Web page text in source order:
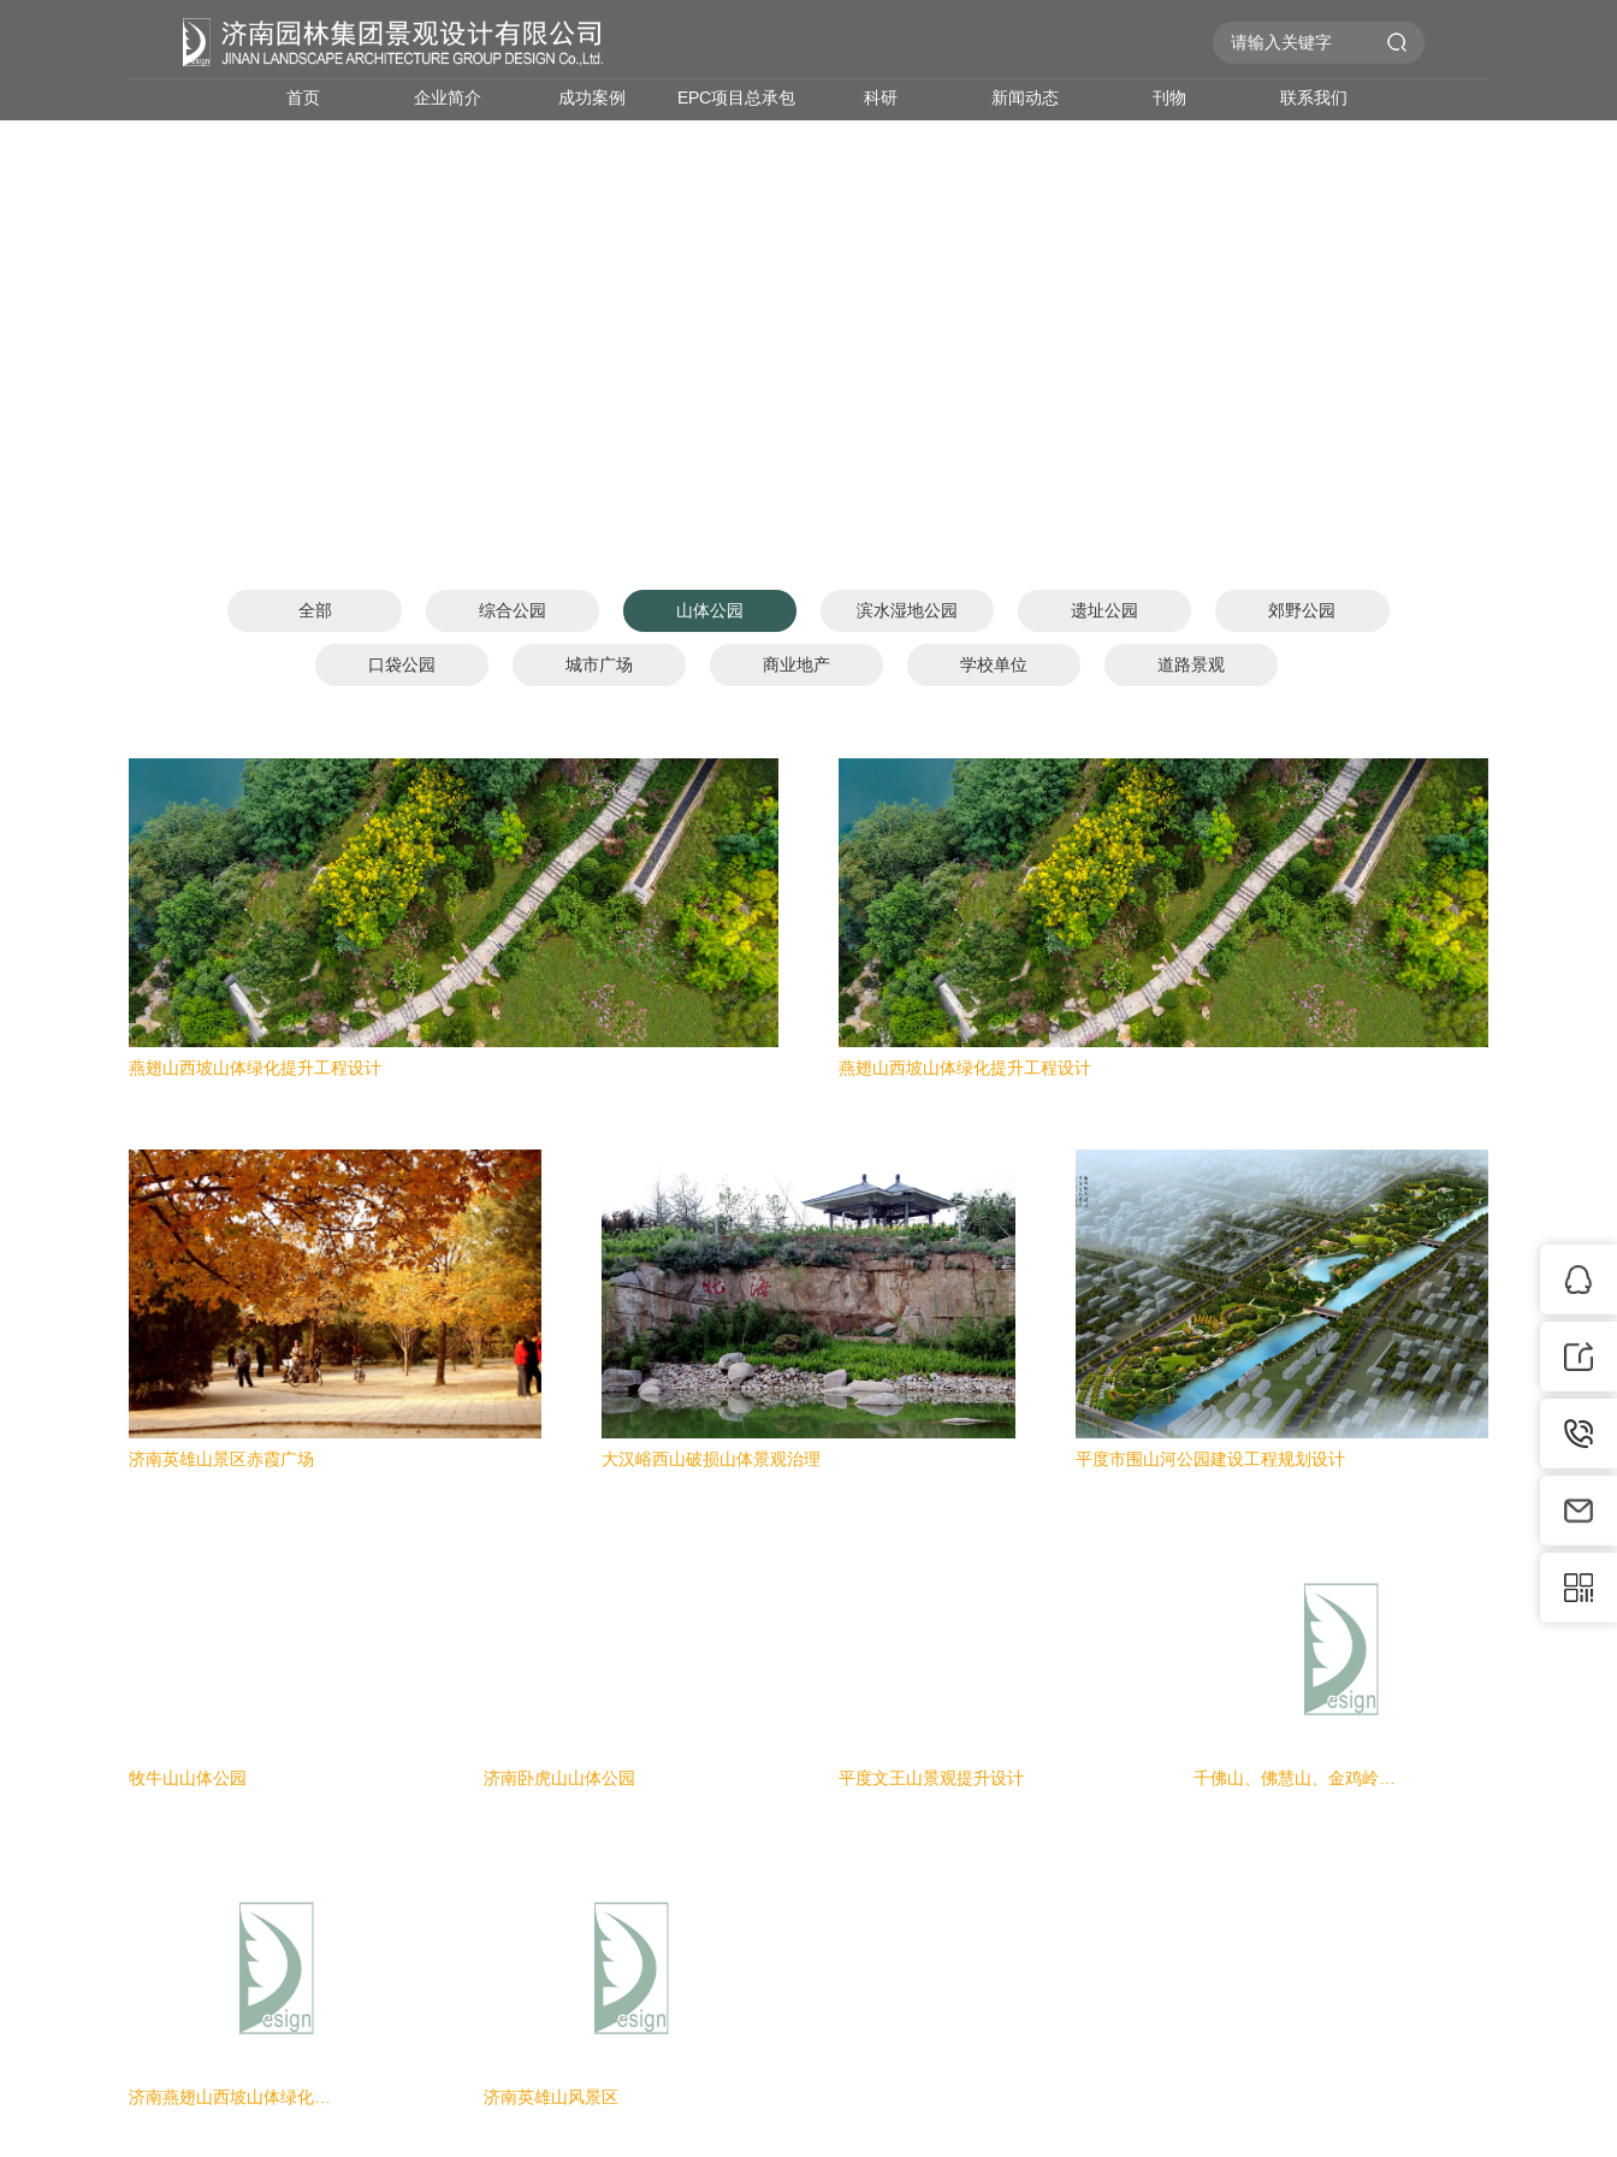
首页 企业简介 成功案例 EPC项目总承包 科研 新闻动态 刊物 联系我们
全部 综合公园 山体公园 滨水湿地公园 遗址公园 郊野公园
口袋公园 城市广场 商业地产 学校单位 道路景观
燕翅山西坡山体绿化提升工程设计 燕翅山西坡山体绿化提升工程设计
济南英雄山景区赤霞广场 大汉峪西山破损山体景观治理 平度市围山河公园建设工程规划设计
牧牛山山体公园 济南卧虎山山体公园 平度文王山景观提升设计
济南英雄山风景区